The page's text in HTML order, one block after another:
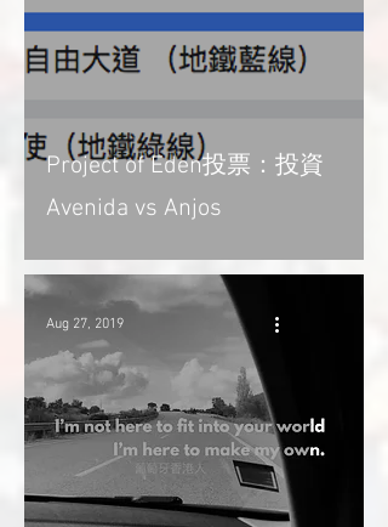
Project of Eden投票：投資
Avenida vs Anjos
Aug 27, 2019